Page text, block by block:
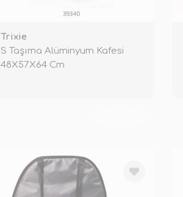
Trixie
S Taşıma Alüminyum Kafesi
48X57X64 Cm